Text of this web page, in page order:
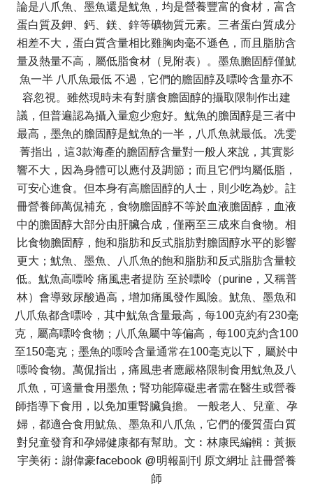
論是八爪魚、墨魚還是魷魚，均是營養豐富的食材，富含
蛋白質及鉀、鈣、鎂、鋅等礦物質元素。三者蛋白質成分
相差不大，蛋白質含量相比雞胸肉毫不遜色，而且脂肪含
量及熱量不高，屬低脂食材（見附表）。墨魚膽固醇僅魷
魚一半 八爪魚最低 不過，它們的膽固醇及嘌呤含量亦不
容忽視。雖然現時未有對膳食膽固醇的攝取限制作出建
議，但普遍認為攝入量愈少愈好。魷魚的膽固醇是三者中
最高，墨魚的膽固醇是魷魚的一半，八爪魚就最低。冼雯
菁指出，這3款海產的膽固醇含量對一般人來說，其實影
響不大，因為身體可以應付及調節；而且它們均屬低脂，
可安心進食。但本身有高膽固醇的人士，則少吃為妙。註
冊營養師萬侃補充，食物膽固醇不等於血液膽固醇，血液
中的膽固醇大部分由肝臟合成，僅兩至三成來自食物。相
比食物膽固醇，飽和脂肪和反式脂肪對膽固醇水平的影響
更大；魷魚、墨魚、八爪魚的飽和脂肪和反式脂肪含量較
低。魷魚高嘌呤 痛風患者提防 至於嘌呤（purine，又稱普
林）會導致尿酸過高，增加痛風發作風險。魷魚、墨魚和
八爪魚都含嘌呤，其中魷魚含量最高，每100克約有230毫
克，屬高嘌呤食物；八爪魚屬中等偏高，每100克約含100
至150毫克；墨魚的嘌呤含量通常在100毫克以下，屬於中
嘌呤食物。萬侃指出，痛風患者應嚴格限制食用魷魚及八
爪魚，可適量食用墨魚；腎功能障礙患者需在醫生或營養
師指導下食用，以免加重腎臟負擔。 一般老人、兒童、孕
婦，都適合食用魷魚、墨魚和八爪魚，它們的優質蛋白質
對兒童發育和孕婦健康都有幫助。文︰林康民編輯︰黃振
宇美術︰謝偉豪facebook @明報副刊 原文網址 註冊營養
師